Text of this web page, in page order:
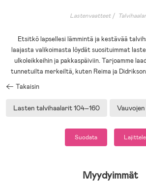
Lastenvaatteet
Etsitkö lapsellesi lämmintä ja kestävää
laajasta valikoimasta löydät suosituimmat
ulkoleikkeihin ja pakkaspäiviin. Tarjoamme
tunnetuilta merkeiltä, kuten Reima ja
Takaisin
Lasten talvihaalarit 104–160
Suodata Lajittele
Myydyimmät